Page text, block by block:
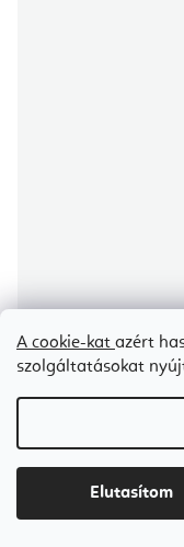
A cookie-kat azért
szolgáltatásokat
Elutasítom
Align Pilates
5-7